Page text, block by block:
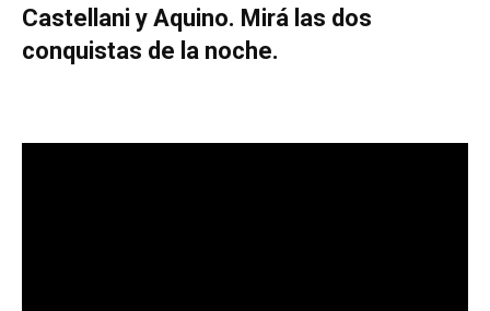
Castellani y Aquino. Mirá las dos
conquistas de la noche.